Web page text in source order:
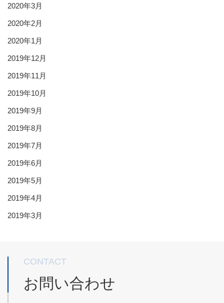
2020年3月
2020年2月
2020年1月
2019年12月
2019年11月
2019年10月
2019年9月
2019年8月
2019年7月
2019年6月
2019年5月
2019年4月
2019年3月
CONTACT
お問い合わせ